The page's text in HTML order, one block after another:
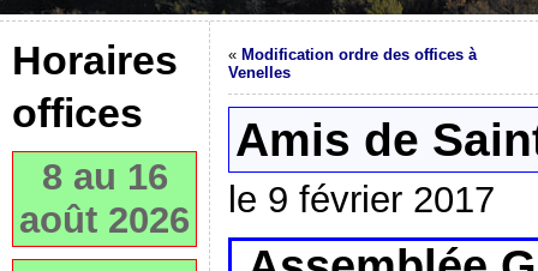
Horaires
offices
8 au 16
août 2026
« Modification ordre des offices à
Venelles
Amis de
le 9 février 2017